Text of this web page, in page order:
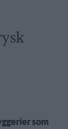
som